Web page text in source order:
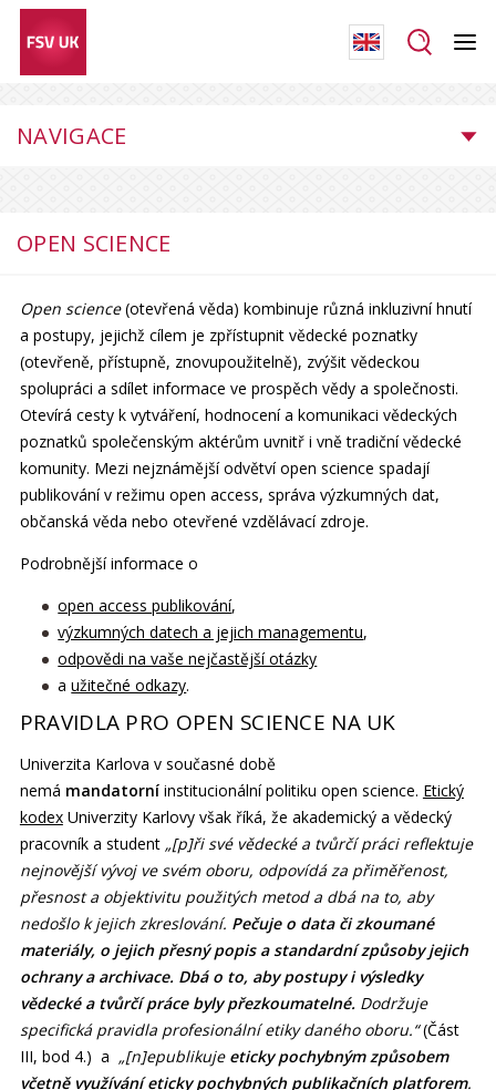
NAVIGACE
OPEN SCIENCE
Open science(otevřená věda) kombinuje různá inkluzivní hnutí
a postupy, jejichž cílem je zpřístupnit vědecké poznatky
(otevřeně, přístupně, znovupoužitelně), zvýšit vědeckou
spolupráci a sdílet informace ve prospěch vědy a společnosti.
Otevírá cesty k vytváření, hodnocení a komunikaci vědeckých
poznatků společenským aktérům uvnitř i vně tradiční vědecké
komunity. Mezi nejznámější odvětví open science spadají
publikování v režimu open access, správa výzkumných dat,
občanská věda nebo otevřené vzdělávací zdroje.
Podrobnější informace o
open access publikování,
výzkumných datech a jejich managementu,
odpovědi na vaše nejčastější otázky
aužitečné odkazy.
PRAVIDLA PRO OPEN SCIENCE NA UK
Univerzita Karlova v současné době
nemá mandatorníinstitucionální politiku open science. Etický
kodexUniverzity Karlovy však říká, že akademický a vědecký
pracovník a student „[p]ři své vědecké a tvůrčí práci reflektuje
nejnovější vývoj ve svém oboru, odpovídá za přiměřenost,
přesnost a objektivitu použitých metod a dbá na to, aby
nedošlo k jejich zkreslování. Pečuje o data či zkoumané
materiály, o jejich přesný popis a standardní způsoby jejich
ochrany a archivace. Dbá o to, aby postupy i výsledky
vědecké a tvůrčí práce byly přezkoumatelné. Dodržuje
specifická pravidla profesionální etiky daného oboru.“(Část
III, bod 4.) a „[n]epublikuje eticky pochybným způsobem
včetně využívání eticky pochybných publikačních platforem.